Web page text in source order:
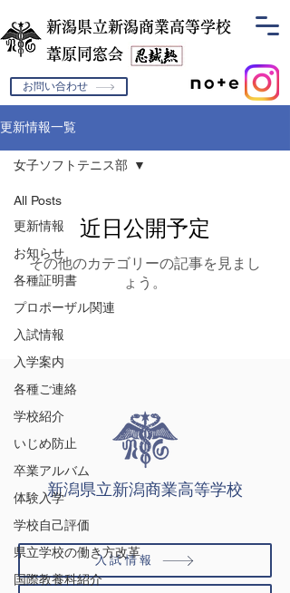
新潟県立新潟商業高等学校
​葦原同窓会
お問い合わせ
更新情報一覧
All Posts
更新情報
お知らせ
各種証明書
プロポーザル関連
入試情報
入学案内
各種ご連絡
学校紹介
いじめ防止
卒業アルバム
体験入学
学校自己評価
県立学校の働き方改革
国際教養科紹介
女子ソフトテニス部
近日公開予定
その他のカテゴリーの記事を見まし
ょう。
新潟県立新潟商業高等学校
入試情報